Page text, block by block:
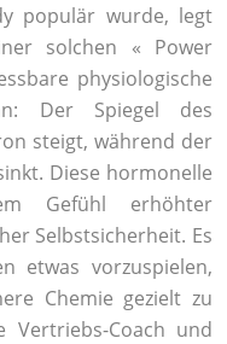
populär wurde, legt
solchen « Power
physiologische
Der Spiegel des
steigt, während der
Diese hormonelle
Gefühl erhöhter
Selbstsicherheit. Es
etwas vorzuspielen,
Chemie gezielt zu
Vertriebs-Coach und